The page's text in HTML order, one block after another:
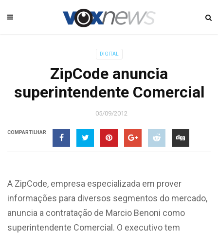
DIGITAL
ZipCode anuncia
superintendente Comercial
05/09/2012
COMPARTILHAR
A ZipCode, empresa especializada em prover
informações para diversos segmentos do mercado,
anuncia a contratação de Marcio Benoni como
superintendente Comercial. O executivo tem